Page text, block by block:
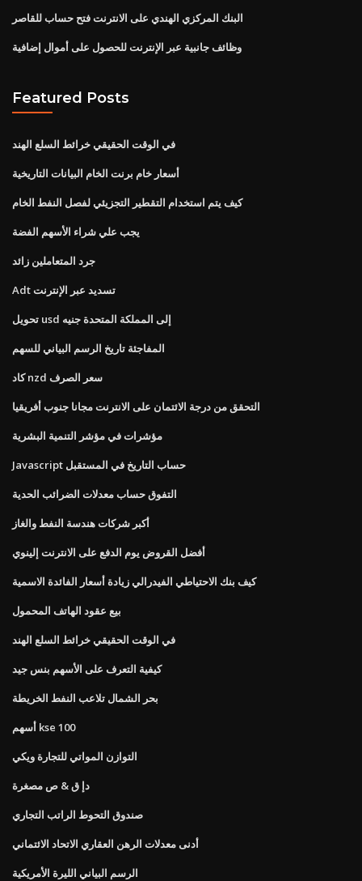
البنك المركزي الهندي على الانترنت فتح حساب للقاصر
وظائف جانبية عبر الإنترنت للحصول على أموال إضافية
Featured Posts
في الوقت الحقيقي خرائط السلع الهند
أسعار خام برنت الخام البيانات التاريخية
كيف يتم استخدام التقطير التجزيئي لفصل النفط الخام
يجب علي شراء الأسهم الفضة
جرد المتعاملين زائد
Adt تسديد عبر الإنترنت
تحويل usd إلى المملكة المتحدة جنيه
المفاجئة تاريخ الرسم البياني للسهم
كاد nzd سعر الصرف
التحقق من درجة الائتمان على الانترنت مجانا جنوب أفريقيا
مؤشرات في مؤشر التنمية البشرية
Javascript حساب التاريخ في المستقبل
التفوق حساب معدلات الضرائب الحدية
أكبر شركات هندسة النفط والغاز
أفضل القروض يوم الدفع على الانترنت إلينوي
كيف بنك الاحتياطي الفيدرالي زيادة أسعار الفائدة الاسمية
بيع عقود الهاتف المحمول
في الوقت الحقيقي خرائط السلع الهند
كيفية التعرف على الأسهم بنس جيد
بحر الشمال تلاعب النفط الخريطة
أسهم kse 100
التوازن المواتي للتجارة ويكي
دإ ق & ص مصغرة
صندوق التحوط الراتب التجاري
أدنى معدلات الرهن العقاري الاتحاد الائتماني
الرسم البياني الليرة الأمريكية